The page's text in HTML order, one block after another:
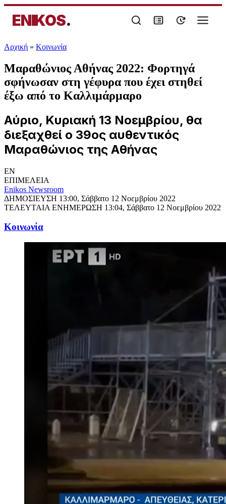
ENIKOS.
Αρχική » Κοινωνία
Μαραθώνιος Αθήνας 2022: Φορτηγά
σφήνωσαν στη γέφυρα που έχει στηθεί
έξω από το Καλλιμάρμαρο
Αύριο, Κυριακή 13 Νοεμβρίου, θα
διεξαχθεί ο 39ος αυθεντικός
Μαραθώνιος της Αθήνας
EN
ΕΠΙΜΕΛΕΙΑ
Enikos Newsroom
ΔΗΜΟΣΙΕΥΣΗ 13:00, Σάββατο 12 Νοεμβρίου 2022
ΤΕΛΕΥΤΑΙΑ ΕΝΗΜΕΡΩΣΗ 13:04, Σάββατο 12 Νοεμβρίου 2022
Κοινωνία